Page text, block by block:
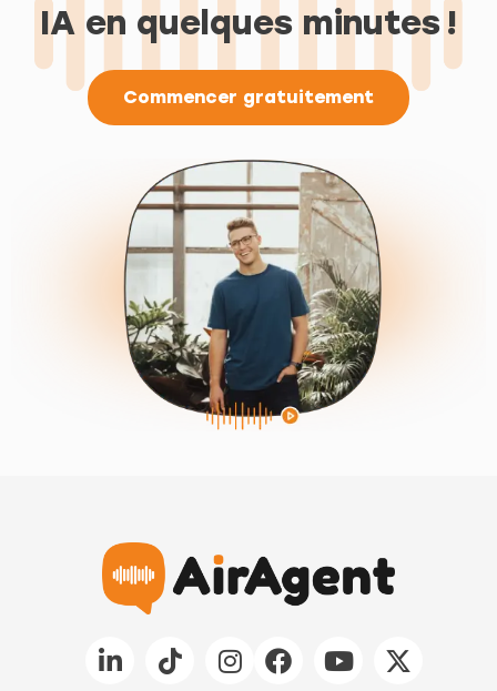
IA en quelques minutes !
Commencer gratuitement